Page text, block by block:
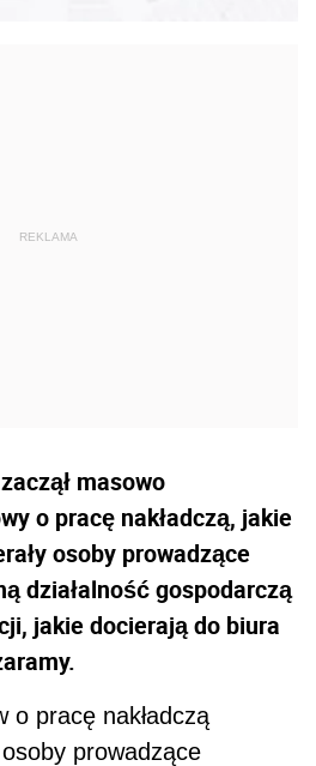
masowo
o pracę nakładczą, jakie
osoby prowadzące
działalność gospodarczą
jakie docierają do biura
o pracę nakładczą
prowadzące